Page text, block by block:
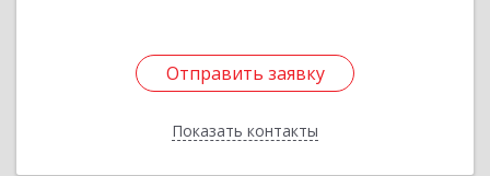
Отправить заявку
Показать контакты
Отправить заявку
Назад